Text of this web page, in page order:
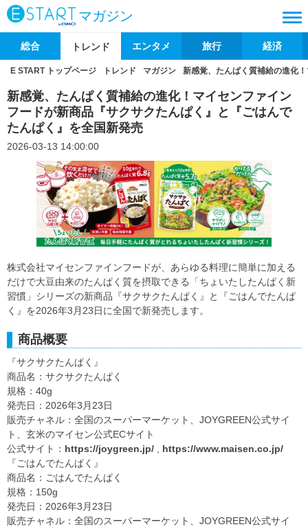
マガジン
総合 トレンド エンタメ 旅行 経済
E START トップページ トレンド マガジン 新感覚、たんぱく質補給の進化
新感覚、たんぱく質補給の進化！マイセンファイン
フードが新商品『サクサクたんぱく』と『ごはんで
たんぱく』を全国新発売
2026-03-13 14:00:00
株式会社マイセンファインフードが、あらゆる料理に簡単に加える
だけで大豆由来のたんぱく質を摂取できる「ちょいたしたんぱく新
習慣」シリーズの新商品『サクサクたんぱく』と『ごはんでたんぱ
く』を2026年3月23日に全国で新発売します。
商品概要
『サクサクたんぱく』
商品名：サクサクたんぱく
規格：40g
発売日：2026年3月23日
販売チャネル：全国のスーパーマーケット、JOYGREEN公式サイ
ト、玄米のマイセン公式ECサイト
公式サイト： https://joygreen.jp/
https://www.maisen.co.jp/
『ごはんでたんぱく』
商品名：ごはんでたんぱく
規格：150g
発売日：2026年3月23日
販売チャネル：全国のスーパーマーケット、JOYGREEN公式サイ